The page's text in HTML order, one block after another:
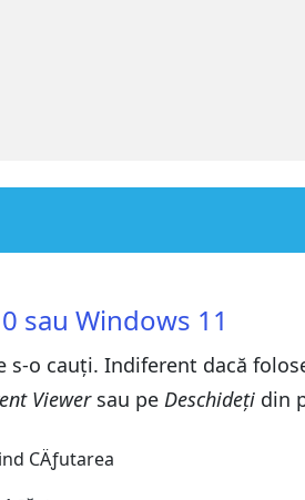
sau Windows 11
s-o cauți. Indiferent dacă
Viewersau pe Deschideți din